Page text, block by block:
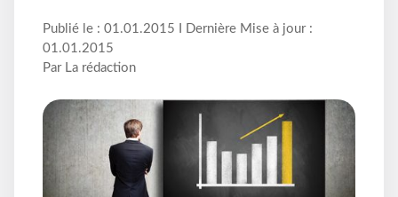
Publié le : 01.01.2015 I Dernière Mise à jour :
01.01.2015
Par La rédaction